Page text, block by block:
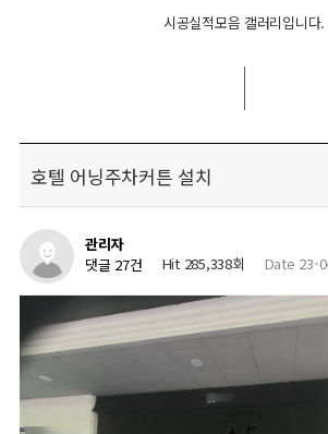
시공실적모음 갤러리입니다.
호텔 어닝주차커튼 설치
관리자
댓글 27건
Hit 285,338회 Date 23-